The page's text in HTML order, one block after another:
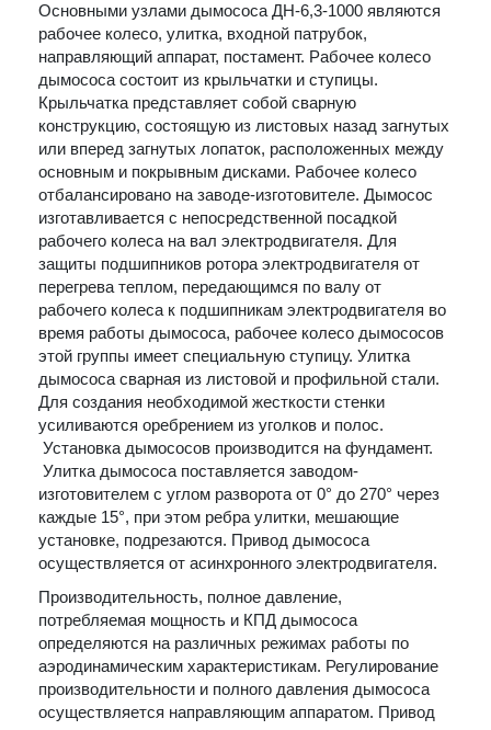
Основными узлами дымососа ДН-6,3-1000 являются
рабочее колесо, улитка, входной патрубок,
направляющий аппарат, постамент. Рабочее колесо
дымососа состоит из крыльчатки и ступицы.
Крыльчатка представляет собой сварную
конструкцию, состоящую из листовых назад загнутых
или вперед загнутых лопаток, расположенных между
основным и покрывным дисками. Рабочее колесо
отбалансировано на заводе-изготовителе. Дымосос
изготавливается с непосредственной посадкой
рабочего колеса на вал электродвигателя. Для
защиты подшипников ротора электродвигателя от
перегрева теплом, передающимся по валу от
рабочего колеса к подшипникам электродвигателя во
время работы дымососа, рабочее колесо дымососов
этой группы имеет специальную ступицу. Улитка
дымососа сварная из листовой и профильной стали.
Для создания необходимой жесткости стенки
усиливаются оребрением из уголков и полос.
Установка дымососов производится на фундамент.
Улитка дымососа поставляется заводом-
изготовителем с углом разворота от 0° до 270° через
каждые 15°, при этом ребра улитки, мешающие
установке, подрезаются. Привод дымососа
осуществляется от асинхронного электродвигателя.
Производительность, полное давление,
потребляемая мощность и КПД дымососа
определяются на различных режимах работы по
аэродинамическим характеристикам. Регулирование
производительности и полного давления дымососа
осуществляется направляющим аппаратом. Привод